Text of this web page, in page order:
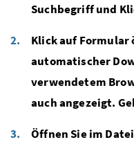
Suchbegriff und
Klick auf
automatischer
verwendetem
auch angezeigt.
Öffnen Sie im